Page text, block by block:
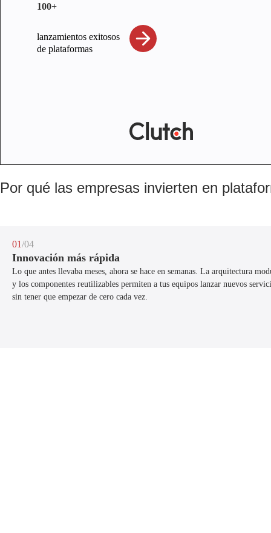
100+
lanzamientos exitosos
de plataformas
Por qué las empresas invierten en
01/04
Innovación más rápida
Lo que antes llevaba meses, ahora se hace en semanas. La arquitectura
y los componentes reutilizables permiten a tus equipos lanzar nuevos
sin tener que empezar de cero cada vez.